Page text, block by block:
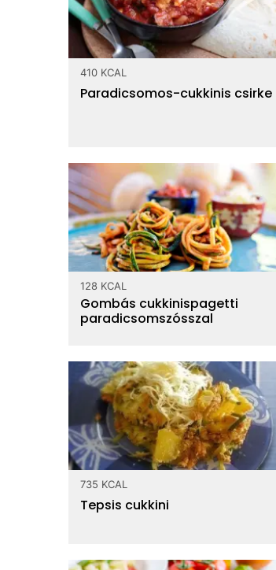
410 KCAL
Paradicsomos-cukkinis csirke
128 KCAL
Gombás cukkinispagetti
paradicsomszósszal
735 KCAL
Tepsis cukkini